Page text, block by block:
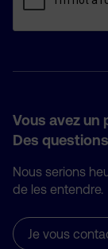
Vous avez un
Des
Nous serions
de les entendre.
Je vous